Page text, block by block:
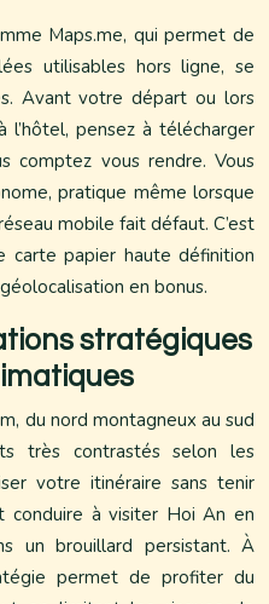
Maps.me, qui permet de
utilisables hors ligne, se
Avant votre départ ou lors
l’hôtel, pensez à télécharger
comptez vous rendre. Vous
pratique même lorsque
mobile fait défaut. C’est
carte papier haute définition
en bonus.
stratégiques
du nord montagneux au sud
très contrastés selon les
votre itinéraire sans tenir
conduire à visiter Hoi An en
un brouillard persistant. À
permet de profiter du